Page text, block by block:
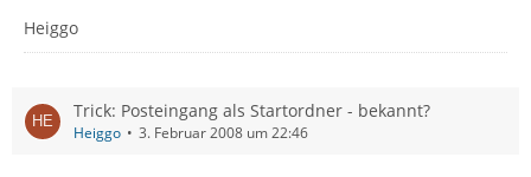
Heiggo
Trick: Posteingang als Startordner - bekannt?
Heiggo 3. Februar 2008 um 22:46